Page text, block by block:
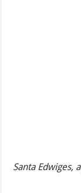
Santa Edwiges,